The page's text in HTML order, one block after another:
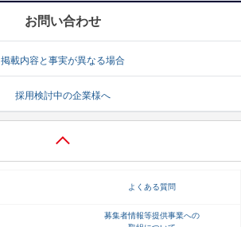
お問い合わせ
掲載内容と事実が異なる場合
採用検討中の企業様へ
よくある質問
募集者情報等提供事業への